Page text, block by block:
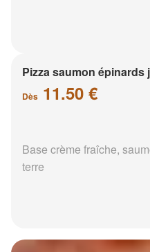
Pizza saumon épinards
Dès 11.50 €
Base crème fraîche,
terre